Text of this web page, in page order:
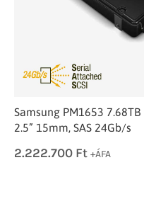
Samsung PM1653 7.68TB
2.5” 15mm, SAS 24Gb/s
2.222.700 Ft +ÁFA